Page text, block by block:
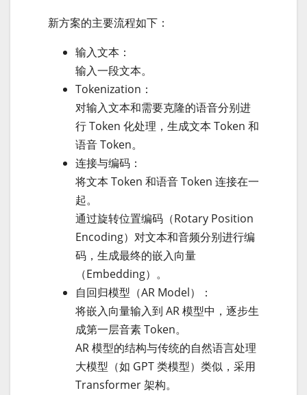
新方案的主要流程如下：
输入文本：
输入一段文本。
Tokenization：
对输入文本和需要克隆的语音分别进
行 Token 化处理，生成文本 Token 和
语音 Token。
连接与编码：
将文本 Token 和语音 Token 连接在一
起。
通过旋转位置编码（Rotary Position
Encoding）对文本和音频分别进行编
码，生成最终的嵌入向量
（Embedding）。
自回归模型（AR Model）：
将嵌入向量输入到 AR 模型中，逐步生
成第一层音素 Token。
AR 模型的结构与传统的自然语言处理
大模型（如 GPT 类模型）类似，采用
Transformer 架构。